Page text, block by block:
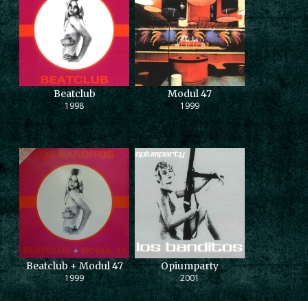
Beatclub
1998
Modul 47
1999
Beatclub + Modul 47
1999
Opiumparty
2001